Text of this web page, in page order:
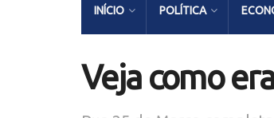
INÍCIO POLÍTICA
Veja como